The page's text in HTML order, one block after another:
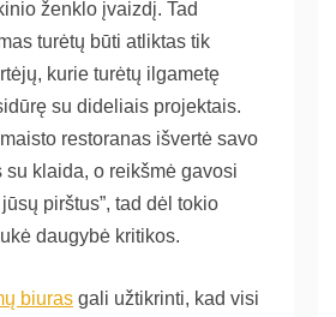
ženklo įvaizdį. Tad
turėtų būti atliktas tik
kurie turėtų ilgametę
su dideliais projektais.
restoranas išvertė savo
su klaida, o reikšmė gavosi
pirštus”, tad dėl tokio
daugybė kritikos.
biuras gali užtikrinti, kad visi